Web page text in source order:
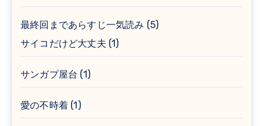
最終回まであらすじ一気読み (5)
サイコだけど大丈夫 (1)
サンガプ屋台 (1)
愛の不時着 (1)